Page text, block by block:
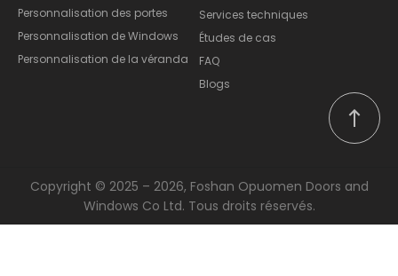
Personnalisation des portes
Personnalisation de Windows
Personnalisation de la véranda
Services techniques
Études de cas
FAQ
Blogs
Copyright © 2025 – 2026, Foshan Opuomen Doors and
Windows Co Ltd. Tous droits réservés.